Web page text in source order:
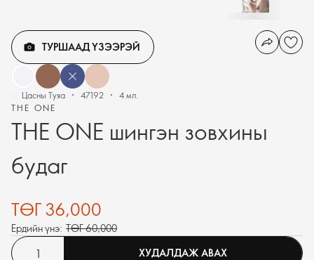
THE ONE
THE ONE шингэн зовхины
будаг
ТУРШААД ҮЗЭЭРЭЙ
Цасны Туяа 47192 4 мл.
ТӨГ 36,000
Ердийн үнэ: ТӨГ 60,000
ХУДАЛДАЖ АВАХ